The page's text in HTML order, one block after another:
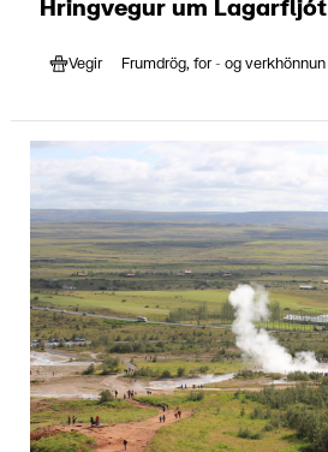
Hringvegur um Lagarfljót
Vegir Frumdrög, for - og verkhönnun